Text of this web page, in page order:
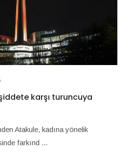
karşı turuncuya
Atakule, kadına yönelik
farkınd ...